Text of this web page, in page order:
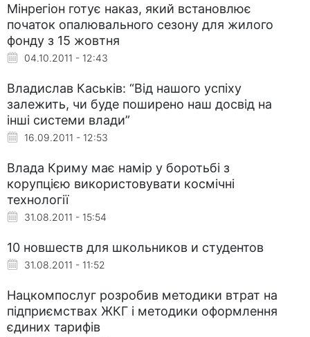
Мінрегіон готує наказ, який встановлює
початок опалювального сезону для жилого
фонду з 15 жовтня
04.10.2011 - 12:43
Владислав Каськів: “Від нашого успіху
залежить, чи буде поширено наш досвід на
інші системи влади”
16.09.2011 - 12:53
Влада Криму має намір у боротьбі з
корупцією використовувати космічні
технології
31.08.2011 - 15:54
10 новшеств для школьников и студентов
31.08.2011 - 11:52
Нацкомпослуг розробив методики втрат на
підприємствах ЖКГ і методики оформлення
єдиних тарифів